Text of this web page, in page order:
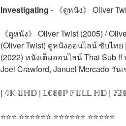
Investigating - 《ดูหนัง》 Oliver
《ดูหนัง》 Oliver Twist (2005) /
(Oliver Twist) ดูหนังออนไลน์ ซับไทย
(2022) หนังเต็มออนไลน์ Thai Sub
Joel Crawford, Januel Mercado วั
| 𝟜𝕂 𝕌ℍ𝔻 | 𝟙𝟘𝟠𝟘ℙ 𝔽𝕌𝕃𝕃 ℍ𝔻 |
⭐⭐⭐ ⭐⭐⭐⭐⭐⭐ ⭐⭐⭐⭐⭐⭐ ⭐⭐⭐⭐⭐